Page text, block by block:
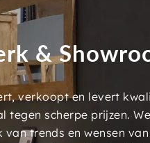
&
verkoopt en levert
tegen scherpe prijzen.
trends en wensen